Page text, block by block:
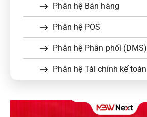
Phân hệ Bán hàng
Phân hệ POS
Phân hệ Phân phối (DMS)
Phân hệ Tài chính kế toán